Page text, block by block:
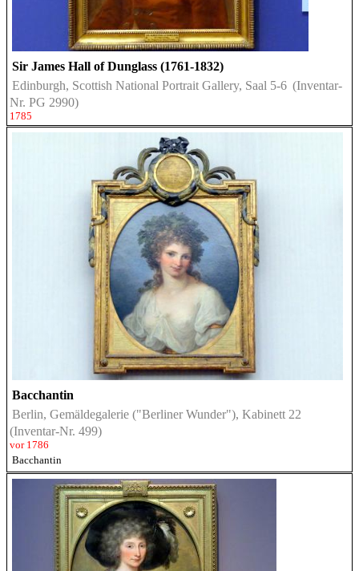
Sir James Hall of Dunglass (1761-1832)
Edinburgh, Scottish National Portrait Gallery, Saal 5-6 (Inventar-
Nr. PG 2990)
1785
Bacchantin
Berlin, Gemäldegalerie ("Berliner Wunder"), Kabinett 22
(Inventar-Nr. 499)
vor 1786
Bacchantin